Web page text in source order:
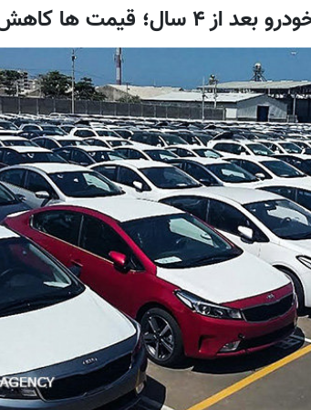
قیمت ها کاهش می یابد؟